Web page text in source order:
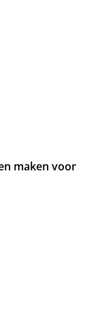
maken voor